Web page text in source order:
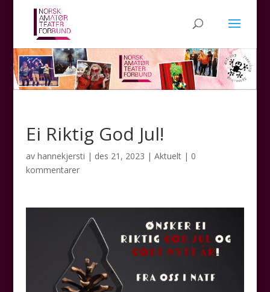
Ei Riktig God Jul!
av hannekjersti | des 21, 2023 | Aktuelt| 0
kommentarer